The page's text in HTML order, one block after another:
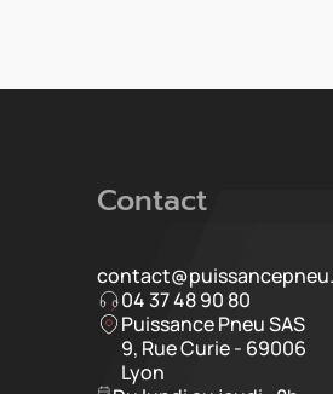
Contact
04 37 48 90 80
Puissance Pneu SAS
9, Rue Curie - 69006
Lyon